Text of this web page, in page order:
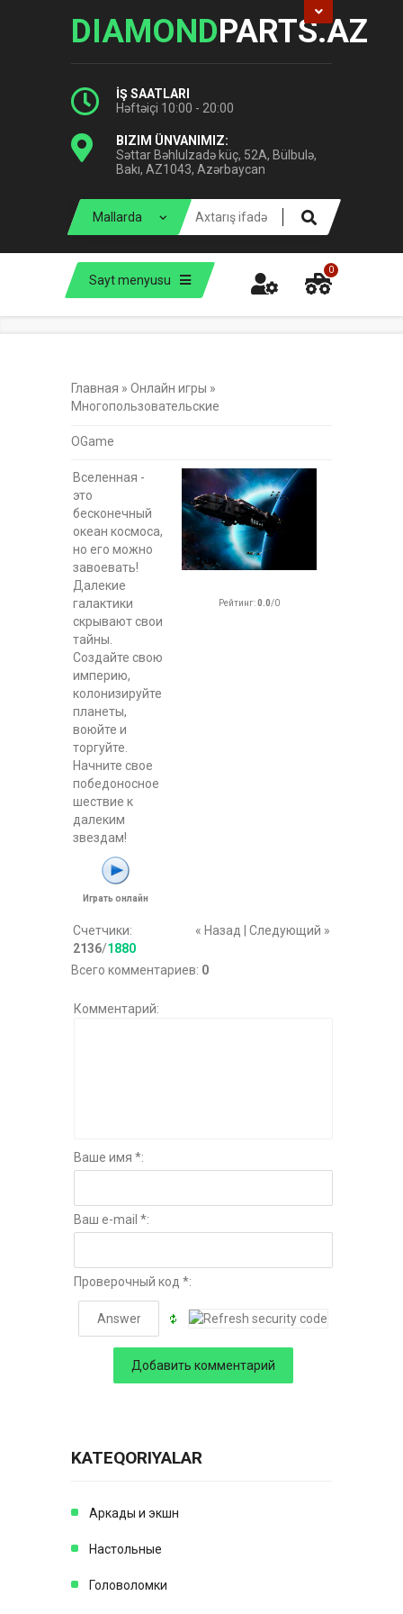
DIAMONDPARTS.AZ
İŞ SAATLARI
Həftəiçi 10:00 - 20:00
BIZIM ÜNVANIMIZ:
Səttar Bəhlulzadə küç, 52A, Bülbulə,
Bakı, AZ1043, Azərbaycan
Sayt menyusu
0
Главная » Онлайн игры »
Многопользовательские
OGame
Вселенная -
это
бесконечный
океан космоса,
но его можно
завоевать!
Далекие
галактики
скрывают свои
тайны.
Создайте свою
империю,
колонизируйте
планеты,
воюйте и
торгуйте.
Начните свое
победоносное
шествие к
далеким
звездам!
Играть онлайн
Рейтинг:0.0/0
« Назад Следующий »
Счетчики:
2136/1880
Всего комментариев: 0
Комментарий:
Ваше имя *:
Ваш e-mail *:
Проверочный код *:
KATEQORIYALAR
Аркады и экшн
Настольные
Головоломки